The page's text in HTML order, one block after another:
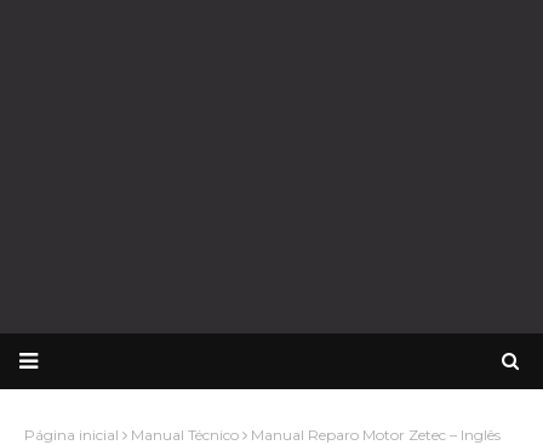
Página inicial Manual Técnico Manual Reparo Motor Zetec – Inglês